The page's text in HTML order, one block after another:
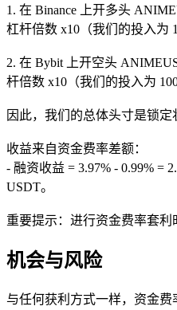
1. 在 Binance 上开多头
杠杆倍数 x10（我们的投入为
2. 在 Bybit 上开空头
杆倍数 x10（我们的投入为
因此，我们的总体头寸是锁定
收益来自资金费率差额：
- 融资收益 = 3.97% - 0.99% =
USDT。
重要提示：进行资金费率套利
机会与风险
与任何获利方式一样，资金费